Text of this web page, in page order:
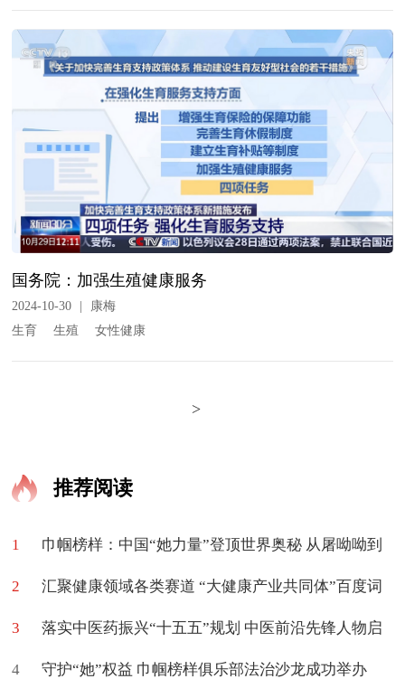
国务院：加强生殖健康服务
2024-10-30 |
康梅
生育
生殖 女性健康
>
推荐阅读
1 巾帼榜样：中国“她力量”登顶世界奥秘 从屠呦呦到
颜宁与王虹
2 汇聚健康领域各类赛道 “大健康产业共同体”百度词
条上新了
3 落实中医药振兴“十五五”规划 中医前沿先锋人物启
航
4 守护“她”权益 巾帼榜样俱乐部法治沙龙成功举办